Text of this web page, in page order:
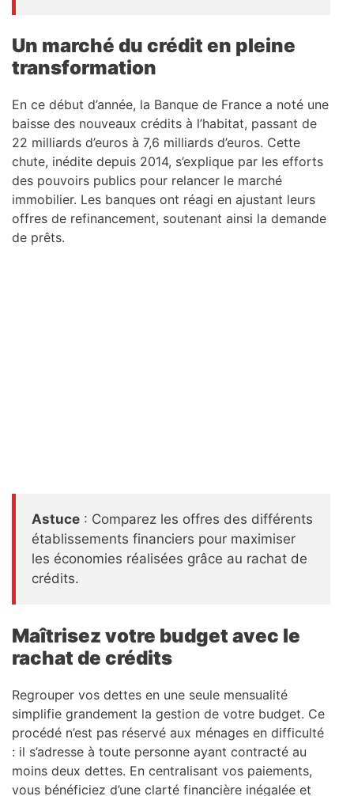
Un marché du crédit en pleine
transformation
En ce début d’année, la Banque de France a noté une
baisse des nouveaux crédits à l’habitat, passant de
22 milliards d’euros à 7,6 milliards d’euros. Cette
chute, inédite depuis 2014, s’explique par les efforts
des pouvoirs publics pour relancer le marché
immobilier. Les banques ont réagi en ajustant leurs
offres de refinancement, soutenant ainsi la demande
de prêts.
Astuce : Comparez les offres des différents
établissements financiers pour maximiser
les économies réalisées grâce au rachat de
crédits.
Maîtrisez votre budget avec le
rachat de crédits
Regrouper vos dettes en une seule mensualité
simplifie grandement la gestion de votre budget. Ce
procédé n’est pas réservé aux ménages en difficulté
: il s’adresse à toute personne ayant contracté au
moins deux dettes. En centralisant vos paiements,
vous bénéficiez d’une clarté financière inégalée et